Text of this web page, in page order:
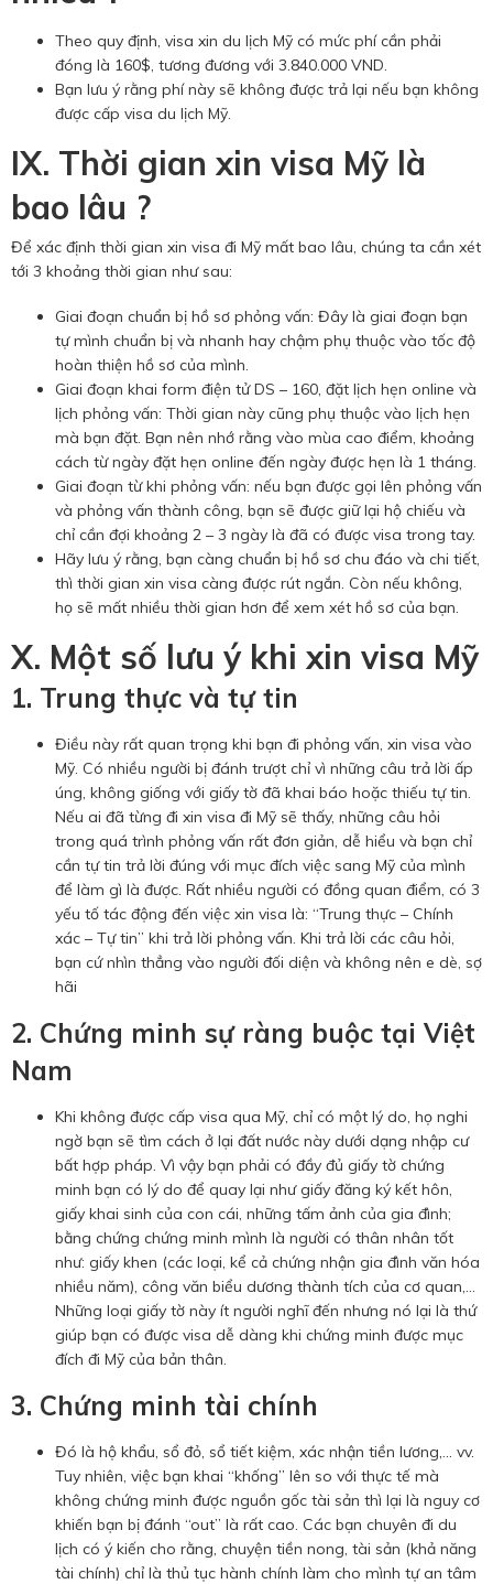
Theo quy định, visa xin du lịch Mỹ có mức phí cần phải
đóng là 160$, tương đương với 3.840.000 VND.
Bạn lưu ý rằng phí này sẽ không được trả lại nếu bạn không
được cấp visa du lịch Mỹ.
IX. Thời gian xin visa Mỹ là
bao lâu ?
Để xác định thời gian xin visa đi Mỹ mất bao lâu, chúng ta cần xét
tới 3 khoảng thời gian như sau:
Giai đoạn chuẩn bị hồ sơ phỏng vấn: Đây là giai đoạn bạn
tự mình chuẩn bị và nhanh hay chậm phụ thuộc vào tốc độ
hoàn thiện hồ sơ của mình.
Giai đoạn khai form điện tử DS – 160, đặt lịch hẹn online và
lịch phỏng vấn: Thời gian này cũng phụ thuộc vào lịch hẹn
mà bạn đặt. Bạn nên nhớ rằng vào mùa cao điểm, khoảng
cách từ ngày đặt hẹn online đến ngày được hẹn là 1 tháng.
Giai đoạn từ khi phỏng vấn: nếu bạn được gọi lên phỏng vấn
và phỏng vấn thành công, bạn sẽ được giữ lại hộ chiếu và
chỉ cần đợi khoảng 2 – 3 ngày là đã có được visa trong tay.
Hãy lưu ý rằng, bạn càng chuẩn bị hồ sơ chu đáo và chi tiết,
thì thời gian xin visa càng được rút ngắn. Còn nếu không,
họ sẽ mất nhiều thời gian hơn để xem xét hồ sơ của bạn.
X. Một số lưu ý khi xin visa Mỹ
1. Trung thực và tự tin
Điều này rất quan trọng khi bạn đi phỏng vấn, xin visa vào
Mỹ. Có nhiều người bị đánh trượt chỉ vì những câu trả lời ấp
úng, không giống với giấy tờ đã khai báo hoặc thiếu tự tin.
Nếu ai đã từng đi xin visa đi Mỹ sẽ thấy, những câu hỏi
trong quá trình phỏng vấn rất đơn giản, dễ hiểu và bạn chỉ
cần tự tin trả lời đúng với mục đích việc sang Mỹ của mình
để làm gì là được. Rất nhiều người có đồng quan điểm, có 3
yếu tố tác động đến việc xin visa là: “Trung thực – Chính
xác – Tự tin” khi trả lời phỏng vấn. Khi trả lời các câu hỏi,
bạn cứ nhìn thẳng vào người đối diện và không nên e dè, sợ
hãi
2. Chứng minh sự ràng buộc tại Việt
Nam
Khi không được cấp visa qua Mỹ, chỉ có một lý do, họ nghi
ngờ bạn sẽ tìm cách ở lại đất nước này dưới dạng nhập cư
bất hợp pháp. Vì vậy bạn phải có đầy đủ giấy tờ chứng
minh bạn có lý do để quay lại như giấy đăng ký kết hôn,
giấy khai sinh của con cái, những tấm ảnh của gia đình;
bằng chứng chứng minh mình là người có thân nhân tốt
như: giấy khen (các loại, kể cả chứng nhận gia đình văn hóa
nhiều năm), công văn biểu dương thành tích của cơ quan,...
Những loại giấy tờ này ít người nghĩ đến nhưng nó lại là thứ
giúp bạn có được visa dễ dàng khi chứng minh được mục
đích đi Mỹ của bản thân.
3. Chứng minh tài chính
Đó là hộ khẩu, sổ đỏ, sổ tiết kiệm, xác nhận tiền lương,… vv.
Tuy nhiên, việc bạn khai “khống” lên so với thực tế mà
không chứng minh được nguồn gốc tài sản thì lại là nguy cơ
khiến bạn bị đánh “out” là rất cao. Các bạn chuyên đi du
lịch có ý kiến cho rằng, chuyện tiền nong, tài sản (khả năng
tài chính) chỉ là thủ tục hành chính làm cho mình tự an tâm